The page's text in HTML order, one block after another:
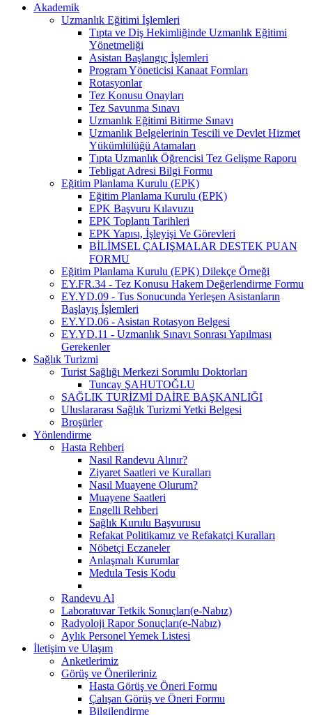
Akademik
Uzmanlık Eğitimi İşlemleri
Tıpta ve Diş Hekimliğinde Uzmanlık Eğitimi
Yönetmeliği
Asistan Başlangıç İşlemleri
Program Yöneticisi Kanaat Formları
Rotasyonlar
Tez Konusu Onayları
Tez Savunma Sınavı
Uzmanlık Eğitimi Bitirme Sınavı
Uzmanlık Belgelerinin Tescili ve Devlet Hizmet
Yükümlülüğü Atamaları
Tıpta Uzmanlık Öğrencisi Tez Gelişme Raporu
Tebligat Adresi Bilgi Formu
Eğitim Planlama Kurulu (EPK)
Eğitim Planlama Kurulu (EPK)
EPK Başvuru Kılavuzu
EPK Toplantı Tarihleri
EPK Yapısı, İşleyişi Ve Görevleri
BİLİMSEL ÇALIŞMALAR DESTEK PUAN
FORMU
Eğitim Planlama Kurulu (EPK) Dilekçe Örneği
EY.FR.34 - Tez Konusu Hakem Değerlendirme Formu
EY.YD.09 - Tus Sonucunda Yerleşen Asistanların
Başlayış İşlemleri
EY.YD.06 - Asistan Rotasyon Belgesi
EY.YD.11 - Uzmanlık Sınavı Sonrası Yapılması
Gerekenler
Sağlık Turizmi
Turist Sağlığı Merkezi Sorumlu Doktorları
Tuncay ŞAHUTOĞLU
SAĞLIK TURİZMİ DAİRE BAŞKANLIĞI
Uluslararası Sağlık Turizmi Yetki Belgesi
Broşürler
Yönlendirme
Hasta Rehberi
Nasıl Randevu Alınır?
Ziyaret Saatleri ve Kuralları
Nasıl Muayene Olurum?
Muayene Saatleri
Engelli Rehberi
Sağlık Kurulu Başvurusu
Refakat Politikamız ve Refakatçi Kuralları
Nöbetçi Eczaneler
Anlaşmalı Kurumlar
Medula Tesis Kodu
Randevu Al
Laboratuvar Tetkik Sonuçları(e-Nabız)
Radyoloji Rapor Sonuçları(e-Nabız)
Aylık Personel Yemek Listesi
İletişim ve Ulaşım
Anketlerimiz
Görüş ve Önerileriniz
Hasta Görüş ve Öneri Formu
Çalışan Görüş ve Öneri Formu
Bilgilendirme